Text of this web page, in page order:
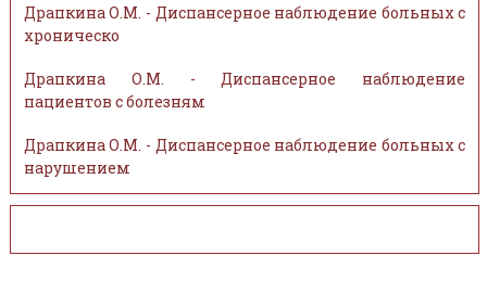
Драпкина О.М. - Диспансерное наблюдение больных с
хроническо
Драпкина О.М. - Диспансерное наблюдение
пациентов с болезням
Драпкина О.М. - Диспансерное наблюдение больных с
нарушением